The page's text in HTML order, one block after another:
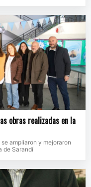
obras realizadas en la
ampliaron y mejoraron
de Sarandí